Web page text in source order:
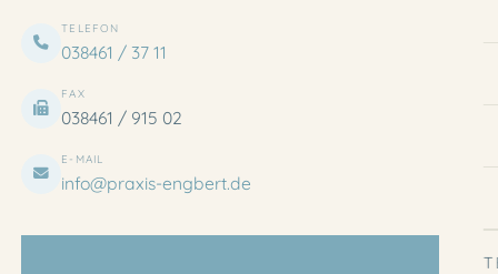
TELEFON
038461 / 37 11
FAX
038461 / 915 02
E-MAIL
info@praxis-engbert.de